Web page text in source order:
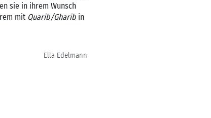
sie in ihrem Wunsch
mit Quarib/Gharib in
Ella Edelmann